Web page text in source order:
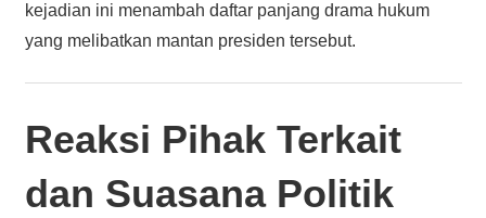
kejadian ini menambah daftar panjang drama hukum
yang melibatkan mantan presiden tersebut.
Reaksi Pihak Terkait
dan Suasana Politik